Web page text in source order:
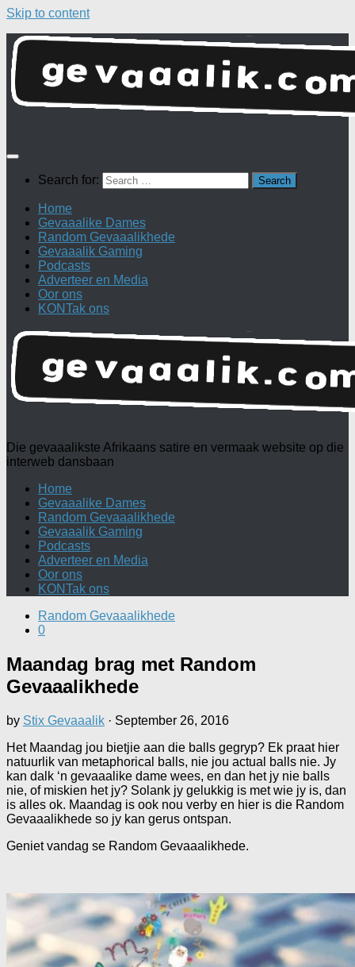
Skip to content
Search for:
Home
Gevaaalike Dames
Random Gevaaalikhede
Gevaaalik Gaming
Podcasts
Adverteer en Media
Oor ons
KONTak ons
Die gevaaalikste Afrikaans satire en vermaak website op die
interweb dansbaan
Home
Gevaaalike Dames
Random Gevaaalikhede
Gevaaalik Gaming
Podcasts
Adverteer en Media
Oor ons
KONTak ons
Random Gevaaalikhede
0
Maandag brag met Random
Gevaaalikhede
by Stix Gevaaalik · September 26, 2016
Het Maandag jou bietjie aan die balls gegryp? Ek praat hier
natuurlik van metaphorical balls, nie jou actual balls nie. Jy
kan dalk ‘n gevaaalike dame wees, en dan het jy nie balls
nie, of miskien het jy? Solank jy gelukkig is met wie jy is, dan
is alles ok. Maandag is ook nou verby en hier is die Random
Gevaaalikhede so jy kan gerus ontspan.
Geniet vandag se Random Gevaaalikhede.